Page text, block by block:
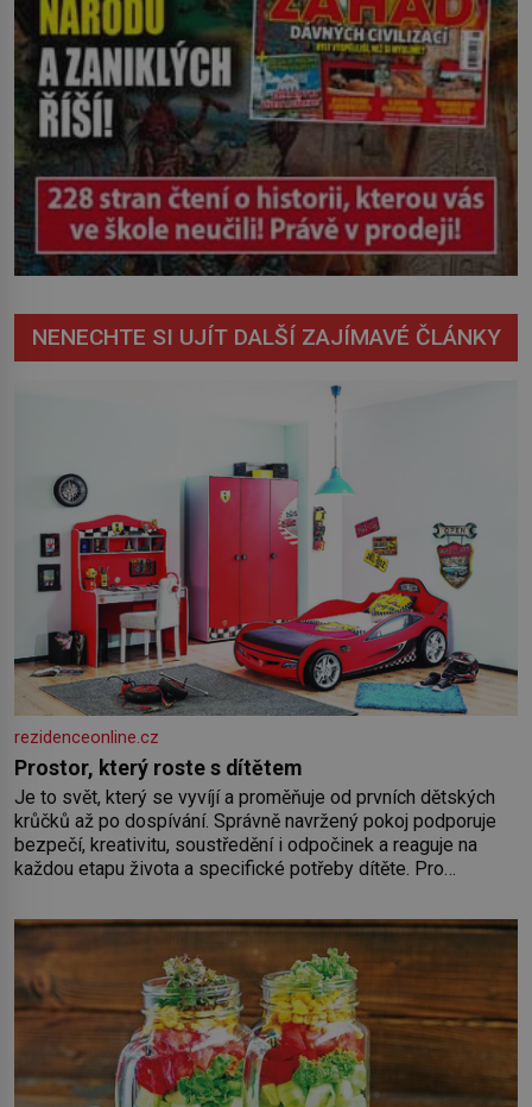
NENECHTE SI UJÍT DALŠÍ ZAJÍMAVÉ ČLÁNKY
rezidenceonline.cz
Prostor, který roste s dítětem
Je to svět, který se vyvíjí a proměňuje od prvních dětských
krůčků až po dospívání. Správně navržený pokoj podporuje
bezpečí, kreativitu, soustředění i odpočinek a reaguje na
každou etapu života a specifické potřeby dítěte. Pro
by pokoj miminka měl působit především klidně a útulně.